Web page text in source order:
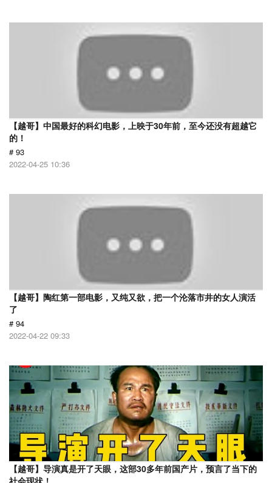
【越哥】中国最好的科幻电影，上映于30年前，至今还没有超越它
的！
# 93
2022-04-25 10:36
【越哥】陶红第一部电影，又纯又欲，把一个沦落市井的女人演活
了
# 94
2022-04-22 09:33
【越哥】导演真是开了天眼，这部30多年前国产片，预言了当下的
社会现状！